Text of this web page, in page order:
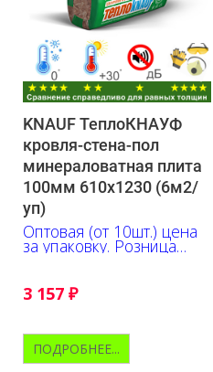
KNAUF ТеплоКНАУФ
кровля-стена-пол
минераловатная плита
100мм 610х1230 (6м2/
уп)
Оптовая (от 10шт.) цена
за упаковку. Розница
+10% к указанной цене
3 157 ₽
ПОДРОБНЕЕ...